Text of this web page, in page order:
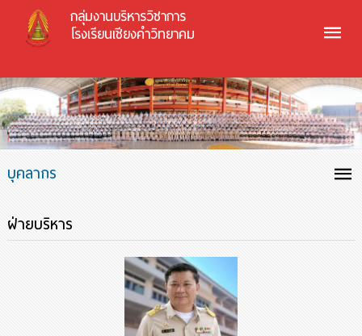
กลุ่มงานบริหารวิชาการ
โรงเรียนเชียงคำวิทยาคม
บุคลากร
ฝ่ายบริหาร